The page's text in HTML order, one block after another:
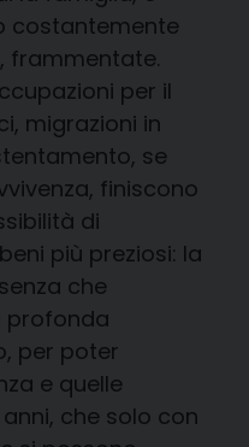
costantemente
frammentate.
per il
migrazioni in
se
finiscono
di
più preziosi: la
che
profonda
per poter
e quelle
che solo con